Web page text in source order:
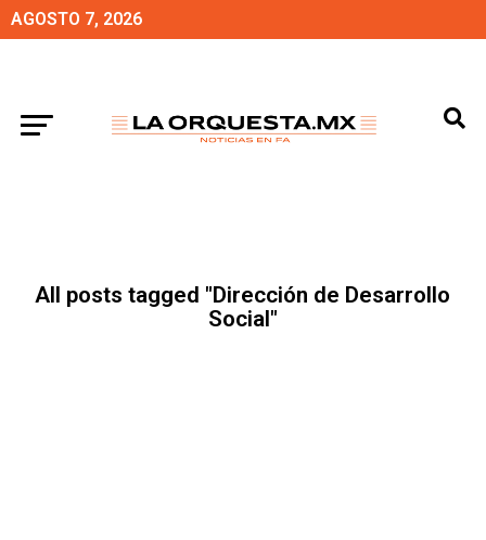
AGOSTO 7, 2026
All posts tagged "Dirección de Desarrollo
Social"